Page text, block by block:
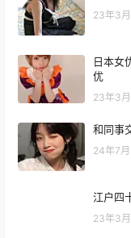
23年3
日本女
优
23年3
和同事
24年7月
江户四
23年3